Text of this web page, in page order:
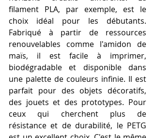
filament PLA, par exemple, est le
choix idéal pour les débutants.
Fabriqué à partir de ressources
renouvelables comme l'amidon de
maïs, il est facile à imprimer,
biodégradable et disponible dans
une palette de couleurs infinie. Il est
parfait pour des objets décoratifs,
des jouets et des prototypes. Pour
ceux qui cherchent plus de
résistance et de durabilité, le PETG